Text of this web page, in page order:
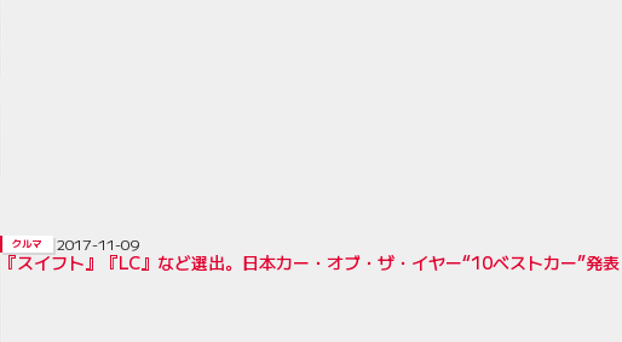
『スイフト』『LC』など選出。日本カー・オブ・ザ・イヤー“10ベストカー”発表
クルマ 2017-11-09